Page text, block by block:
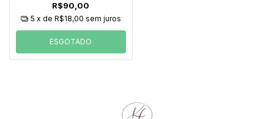
R$90,00
5 x de R$18,00 sem juros
ESGOTADO